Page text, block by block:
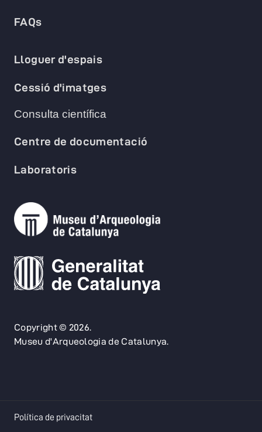
Copyright © 2026.
Museu d'Arqueologia de Catalunya.
FAQs
Lloguer d'espais
Cessió d'imatges
Consulta científica
Centre de documentació
Laboratoris
Política de privacitatopens in a new tab